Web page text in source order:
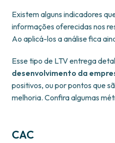
Existem alguns indicadores
informações oferecidas nos
Ao aplicá-los a análise fica
Esse tipo de LTV entrega
desenvolvimento da
positivos, ou por pontos que
melhoria. Confira algumas
CAC